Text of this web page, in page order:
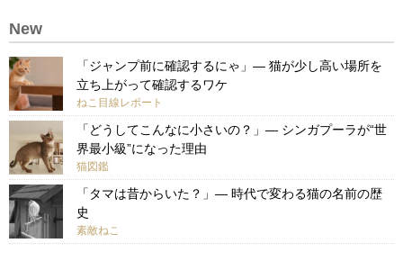
New
「ジャンプ前に確認するにゃ」— 猫が少し高い場所を
立ち上がって確認するワケ
ねこ目線レポート
「どうしてこんなに小さいの？」— シンガプーラが“世
界最小級”になった理由
猫図鑑
「タマは昔からいた？」— 時代で変わる猫の名前の歴
史
素敵ねこ